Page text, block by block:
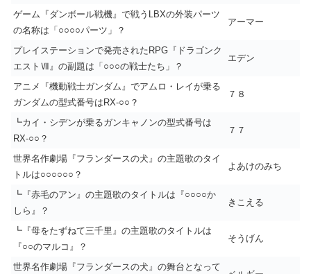
ゲーム『ダンボール戦機』で戦うLBXの外装パーツ
の名称は「○○○○パーツ」？
アーマー
プレイステーションで発売されたRPG『ドラゴンク
エストⅦ』の副題は「○○○の戦士たち」？
エデン
アニメ『機動戦士ガンダム』でアムロ・レイが乗る
ガンダムの型式番号はRX-○○？
７８
┗カイ・シデンが乗るガンキャノンの型式番号は
RX-○○？
７７
世界名作劇場『フランダースの犬』の主題歌のタイ
トルは○○○○○○？
よあけのみち
┗『赤毛のアン』の主題歌のタイトルは『○○○○か
しら』？
きこえる
┗『母をたずねて三千里』の主題歌のタイトルは
『○○のマルコ』？
そうげん
世界名作劇場『フランダースの犬』の舞台となって